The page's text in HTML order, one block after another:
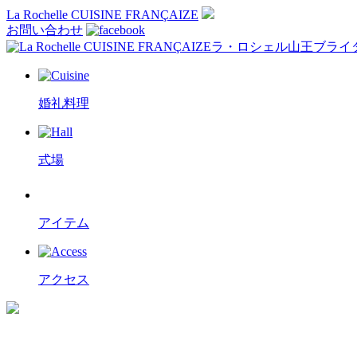
La Rochelle CUISINE FRANÇAIZE
お問い合わせ
ラ・ロシェル山王ブライ
婚礼料理
式場
アイテム
アクセス